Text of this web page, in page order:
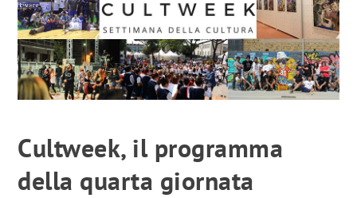
Cultweek, il programma
della quarta giornata